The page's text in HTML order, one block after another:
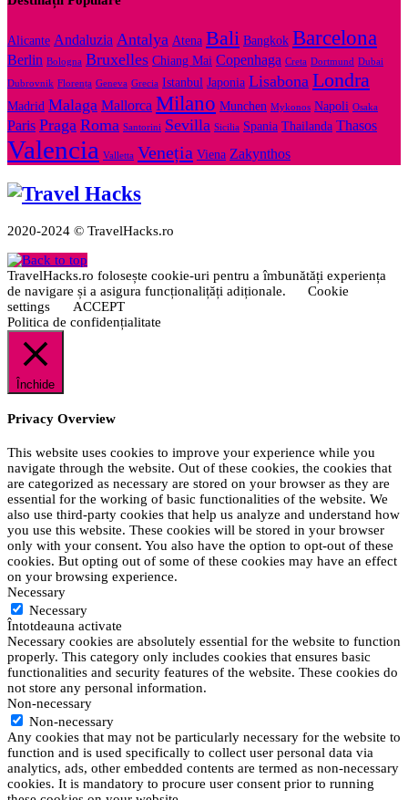
Alicante Andaluzia Antalya Atena Bali Bangkok Barcelona
Berlin Bologna Bruxelles Chiang Mai Copenhaga Creta Dortmund Dubai
Dubrovnik Florența Geneva Grecia Istanbul Japonia Lisabona Londra
Madrid Malaga Mallorca Milano Munchen Mykonos Napoli Osaka
Paris Praga Roma Santorini Sevilla Sicilia Spania Thailanda Thasos
Valencia Valletta Veneția Viena Zakynthos
2020-2024 © TravelHacks.ro
TravelHacks.ro folosește cookie-uri pentru a îmbunătăți experiența
de navigare și a asigura funcționalițăți adiționale.
Cookie
settings
ACCEPT
Politica de confidențialitate
Închide
Privacy Overview
This website uses cookies to improve your experience while you
navigate through the website. Out of these cookies, the cookies that
are categorized as necessary are stored on your browser as they are
essential for the working of basic functionalities of the website. We
also use third-party cookies that help us analyze and understand how
you use this website. These cookies will be stored in your browser
only with your consent. You also have the option to opt-out of these
cookies. But opting out of some of these cookies may have an effect
on your browsing experience.
Necessary
Necessary
Întotdeauna activate
Necessary cookies are absolutely essential for the website to function
properly. This category only includes cookies that ensures basic
functionalities and security features of the website. These cookies do
not store any personal information.
Non-necessary
Non-necessary
Any cookies that may not be particularly necessary for the website to
function and is used specifically to collect user personal data via
analytics, ads, other embedded contents are termed as non-necessary
cookies. It is mandatory to procure user consent prior to running